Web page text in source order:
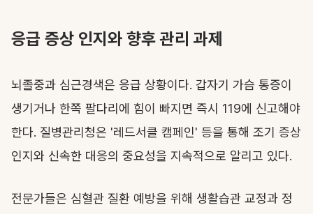
응급 증상 인지와 향후 관리 과제
뇌졸중과 심근경색은 응급 상황이다. 갑자기 가슴 통증이
생기거나 한쪽 팔다리에 힘이 빠지면 즉시 119에 신고해야
한다. 질병관리청은 '레드서클 캠페인' 등을 통해 조기 증상
인지와 신속한 대응의 중요성을 지속적으로 알리고 있다.
전문가들은 심혈관 질환 예방을 위해 생활습관 교정과 정